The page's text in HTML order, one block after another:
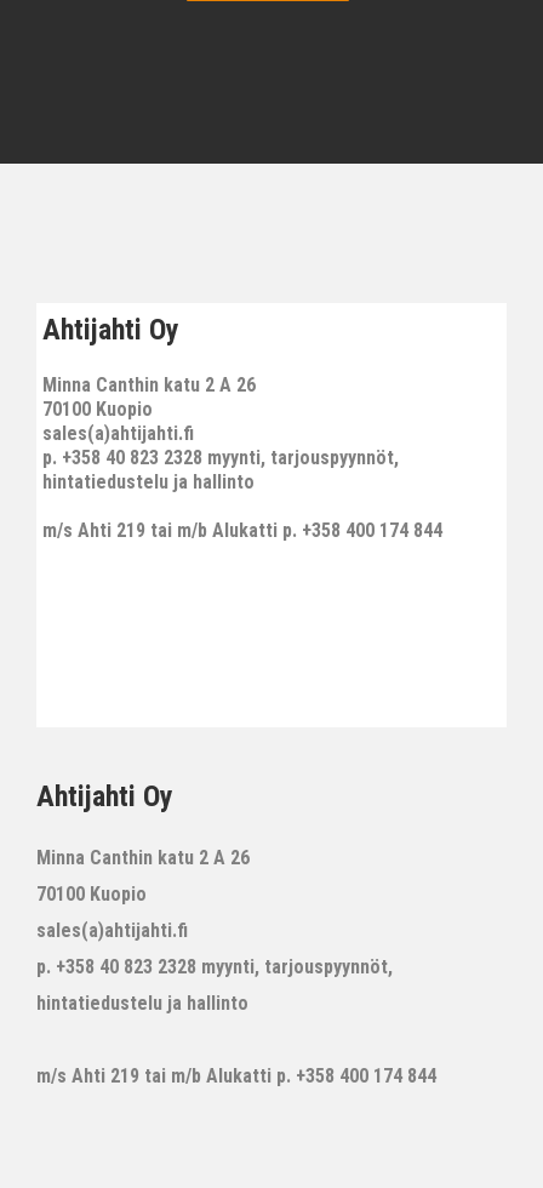
Ahtijahti Oy
Minna Canthin katu 2 A 26
70100 Kuopio
sales(a)ahtijahti.fi
p. +358 40 823 2328 myynti, tarjouspyynnöt,
hintatiedustelu ja hallinto
m/s Ahti 219 tai m/b Alukatti p. +358 400 174 844
Ahtijahti Oy
Minna Canthin katu 2 A 26
70100 Kuopio
sales(a)ahtijahti.fi
p. +358 40 823 2328 myynti, tarjouspyynnöt,
hintatiedustelu ja hallinto
m/s Ahti 219 tai m/b Alukatti p. +358 400 174 844